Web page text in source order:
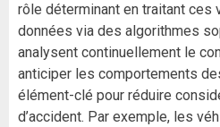
rôle déterminant en traitant ces
données via des algorithmes
analysent continuellement le
anticiper les comportements
élément-clé pour réduire
d’accident. Par exemple, les